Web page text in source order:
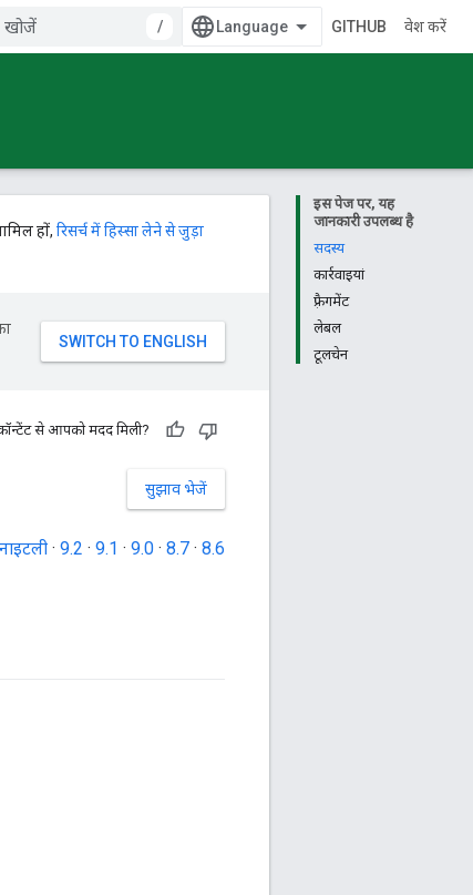
/ GITHUB प्रवेश करें
इस पेज पर, यह
जानकारी उपलब्ध है
सदस्य
कार्रवाइयां
फ़्रैगमेंट
लेबल
टूलचेन
हों, रिसर्च में हिस्सा लेने से जुड़ा
से आपको मदद मिली?
सुझाव भेजें
नाइटली · 9.2 · 9.1 · 9.0 · 8.7 · 8.6